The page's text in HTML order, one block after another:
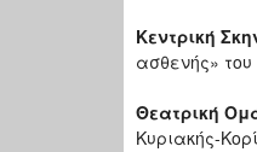
Κεντρική
ασθενής»
Θεατρική
Κυριακής-